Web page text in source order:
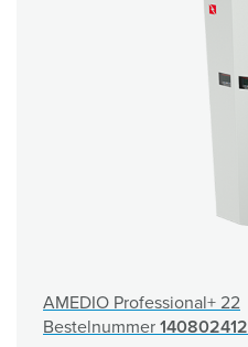
AMEDIO Professional+ 22
Bestelnummer 140802412